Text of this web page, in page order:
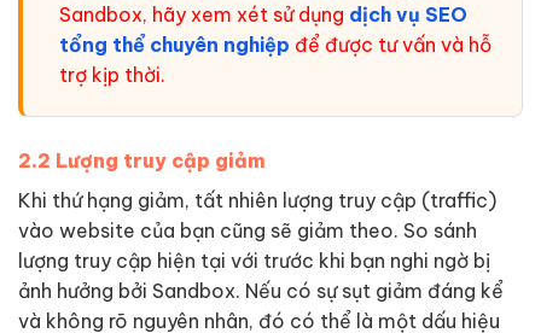
Sandbox, hãy xem xét sử dụng dịch vụ SEO
tổng thể chuyên nghiệp để được tư vấn và hỗ
trợ kịp thời.
2.2 Lượng truy cập giảm
Khi thứ hạng giảm, tất nhiên lượng truy cập (traffic)
vào website của bạn cũng sẽ giảm theo. So sánh
lượng truy cập hiện tại với trước khi bạn nghi ngờ bị
ảnh hưởng bởi Sandbox. Nếu có sự sụt giảm đáng kể
và không rõ nguyên nhân, đó có thể là một dấu hiệu